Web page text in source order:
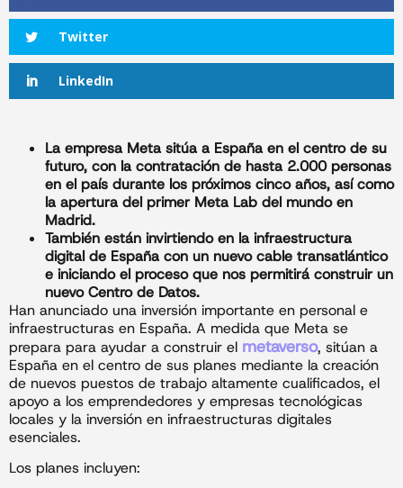
Twitter
LinkedIn
La empresa Meta sitúa a España en el centro de su
futuro, con la contratación de hasta 2.000 personas
en el país durante los próximos cinco años, así como
la apertura del primer Meta Lab del mundo en
Madrid.
También están invirtiendo en la infraestructura
digital de España con un nuevo cable transatlántico
e iniciando el proceso que nos permitirá construir un
nuevo Centro de Datos.
Han anunciado una inversión importante en personal e
infraestructuras en España. A medida que Meta se
prepara para ayudar a construir el metaverso, sitúan a
España en el centro de sus planes mediante la creación
de nuevos puestos de trabajo altamente cualificados, el
apoyo a los emprendedores y empresas tecnológicas
locales y la inversión en infraestructuras digitales
esenciales.
Los planes incluyen: